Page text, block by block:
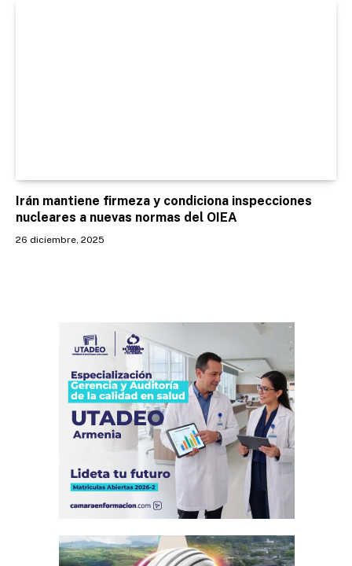
Irán mantiene firmeza y condiciona inspecciones
nucleares a nuevas normas del OIEA
26 diciembre, 2025